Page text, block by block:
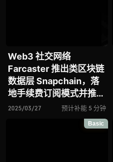
Web3 社交网络
Farcaster 推出类区块链
数据层 Snapchain，落
地手续费订阅模式并推动
Web3 社交进入高速时代
2025/03/27 预计补能 5 分钟
Basic